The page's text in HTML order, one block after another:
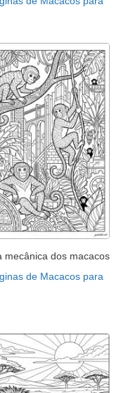
mecânica dos macacos
de Macacos para